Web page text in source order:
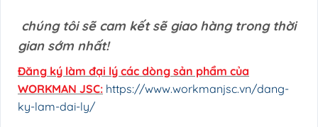
chúng tôi sẽ cam kết sẽ giao hàng trong thời
gian sớm nhất!
Đăng ký làm đại lý các dòng sản phẩm của
WORKMAN JSC: https://www.workmanjsc.vn/dang-
ky-lam-dai-ly/